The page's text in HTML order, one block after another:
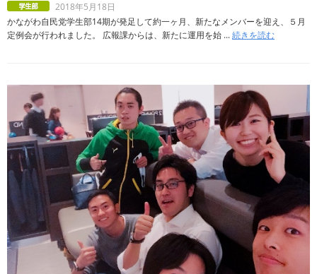
2018年5月18日
かながわ自民党学生部14期が発足して約一ヶ月、新たなメンバーを迎え、５月
定例会が行われました。 広報課からは、新たに運用を始 ...続きを読む